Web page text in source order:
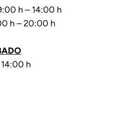
h – 14:00 h
h – 20:00 h
h